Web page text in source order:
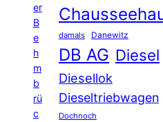
er
B
e
h
m
b
rü
c
damals Danewitz
DB AG Diesel
Diesellok
Dieseltriebwagen
Dochnoch